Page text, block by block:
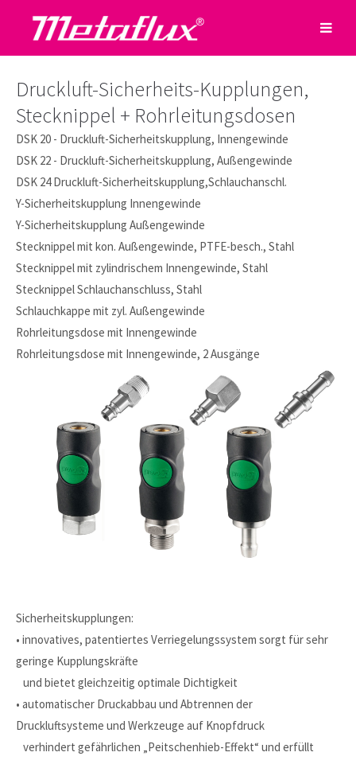
Druckluft-Sicherheits-Kupplungen,
Stecknippel + Rohrleitungsdosen
DSK 20 - Druckluft-Sicherheitskupplung, Innengewinde
DSK 22 - Druckluft-Sicherheitskupplung, Außengewinde
DSK 24 Druckluft-Sicherheitskupplung,Schlauchanschl.
Y-Sicherheitskupplung Innengewinde
Y-Sicherheitskupplung Außengewinde
Stecknippel mit kon. Außengewinde, PTFE-besch., Stahl
Stecknippel mit zylindrischem Innengewinde, Stahl
Stecknippel Schlauchanschluss, Stahl
Schlauchkappe mit zyl. Außengewinde
Rohrleitungsdose mit Innengewinde
Rohrleitungsdose mit Innengewinde, 2 Ausgänge
Sicherheitskupplungen:
• innovatives, patentiertes Verriegelungssystem sorgt für sehr
geringe Kupplungskräfte
und bietet gleichzeitig optimale Dichtigkeit
• automatischer Druckabbau und Abtrennen der
Druckluftsysteme und Werkzeuge auf Knopfdruck
verhindert gefährlichen „Peitschenhieb-Effekt“ und erfüllt